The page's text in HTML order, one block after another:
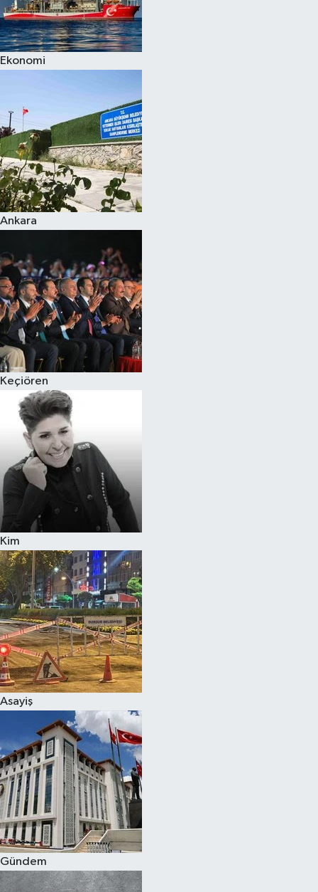
Ekonomi
Ankara
Keçiören
Kim
Asayiş
Gündem
Spor
Burç Yorumları
Eğitim
Hava Durumu
Kadın
Kültür Sanat
Sağlık
Siyaset
Teknoloji
Televizyon
Yaşam-Çevre